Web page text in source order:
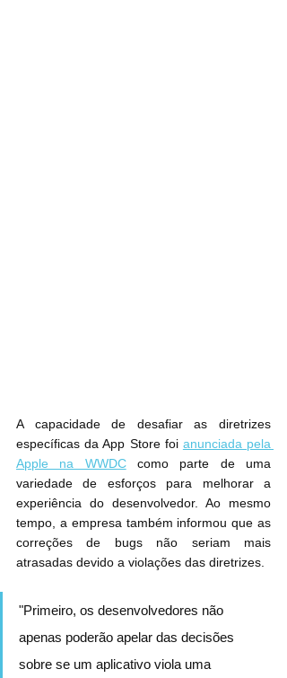
A capacidade de desafiar as diretrizes
específicas da App Store foi anunciada pela
Apple na WWDC como parte de uma
variedade de esforços para melhorar a
experiência do desenvolvedor. Ao mesmo
tempo, a empresa também informou que as
correções de bugs não seriam mais
atrasadas devido a violações das diretrizes.
"Primeiro, os desenvolvedores não
apenas poderão apelar das decisões
sobre se um aplicativo viola uma